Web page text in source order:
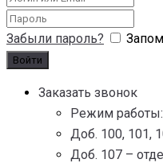
Забыли пароль?
Заказать звонок
Режим
Доб. 100, 101,
Доб. 107 –